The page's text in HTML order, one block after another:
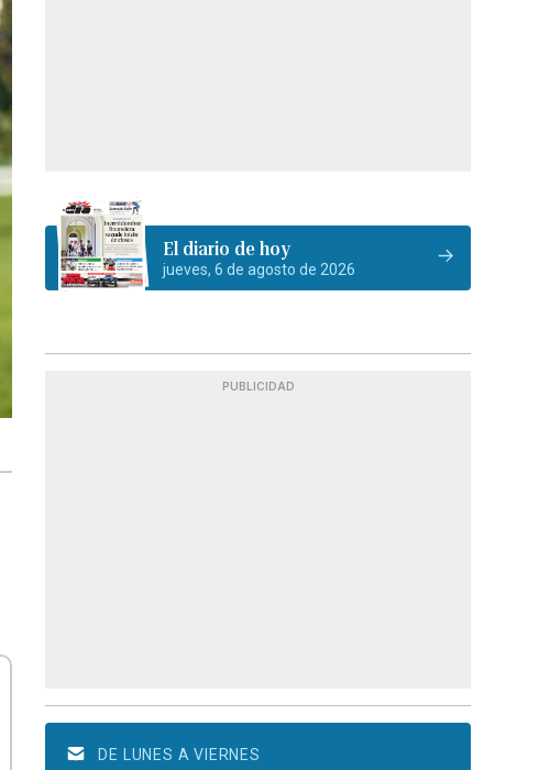
El diario de hoy
jueves, 6 de agosto de 2026
PUBLICIDAD
DE LUNES A VIERNES